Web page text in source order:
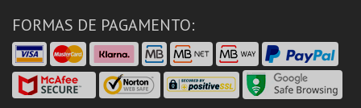
FORMAS DE PAGAMENTO: